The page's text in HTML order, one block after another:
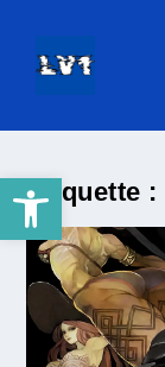
Ouvrir la barre d’outilsÉtiquette :